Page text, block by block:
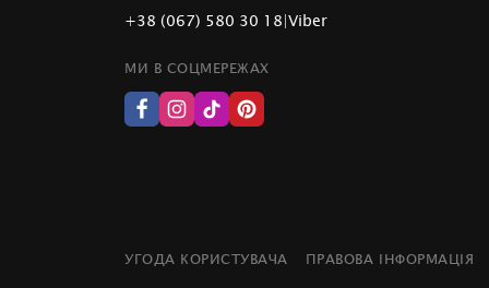
+38 (067) 580 30 18|Viber
МИ В СОЦМЕРЕЖАХ
УГОДА КОРИСТУВАЧА ПРАВОВА ІНФОРМАЦІЯ